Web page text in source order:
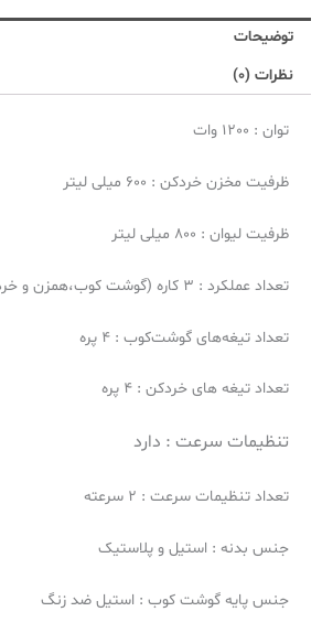
توضیحات
نظرات (0)
توان : 1200 وات
ظرفیت مخزن خردکن : 600 میلی لیتر
ظرفیت لیوان : 800 میلی لیتر
تعداد عملکرد : 3 کاره (گوشت کوب،همزن و خردکن)
تعداد تیغه‌های گوشت‌کوب : 4 پره
تعداد تیغه های خردکن : 4 پره
تنظیمات سرعت : دارد
تعداد تنظیمات سرعت : 2 سرعته
جنس بدنه : استیل و پلاستیک
جنس پایه گوشت کوب : استیل ضد زنگ